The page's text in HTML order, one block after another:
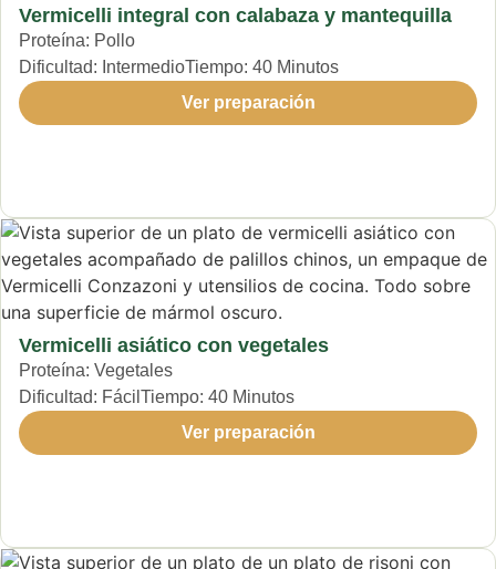
Vermicelli integral con calabaza y mantequilla
Proteína: Pollo
Dificultad: IntermedioTiempo: 40 Minutos
Ver preparación
Vermicelli asiático con vegetales
Proteína: Vegetales
Dificultad: Fácil Tiempo: 40 Minutos
Ver preparación